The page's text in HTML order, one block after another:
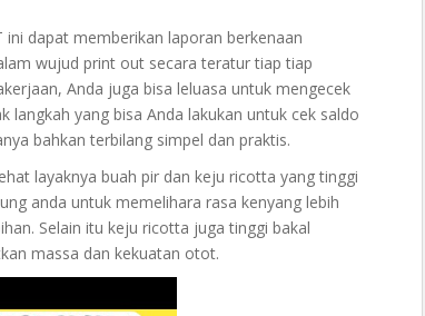
ini dapat memberikan laporan berkenaan
wujud print out secara teratur tiap tiap
Anda juga bisa leluasa untuk mengecek
langkah yang bisa Anda lakukan untuk cek saldo
bahkan terbilang simpel dan praktis.
layaknya buah pir dan keju ricotta yang tinggi
anda untuk memelihara rasa kenyang lebih
Selain itu keju ricotta juga tinggi bakal
massa dan kekuatan otot.